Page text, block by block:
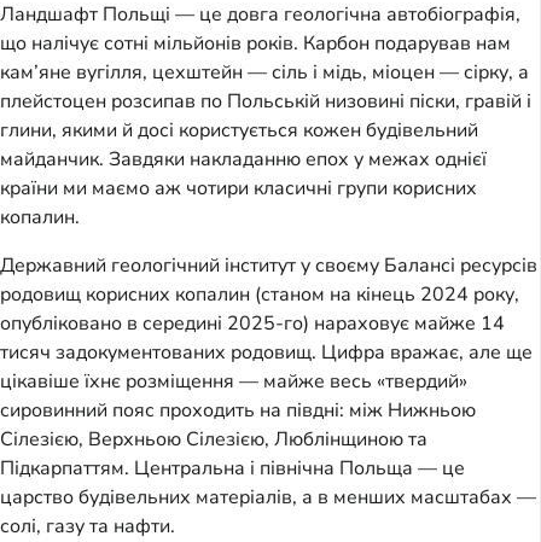
Ландшафт Польщі — це довга геологічна автобіографія,
що налічує сотні мільйонів років. Карбон подарував нам
кам’яне вугілля, цехштейн — сіль і мідь, міоцен — сірку, а
плейстоцен розсипав по Польській низовині піски, гравій і
глини, якими й досі користується кожен будівельний
майданчик. Завдяки накладанню епох у межах однієї
країни ми маємо аж чотири класичні групи корисних
копалин.
Державний геологічний інститут у своєму Балансі ресурсів
родовищ корисних копалин (станом на кінець 2024 року,
опубліковано в середині 2025-го) нараховує майже 14
тисяч задокументованих родовищ. Цифра вражає, але ще
цікавіше їхнє розміщення — майже весь «твердий»
сировинний пояс проходить на півдні: між Нижньою
Сілезією, Верхньою Сілезією, Люблінщиною та
Підкарпаттям. Центральна і північна Польща — це
царство будівельних матеріалів, а в менших масштабах —
солі, газу та нафти.